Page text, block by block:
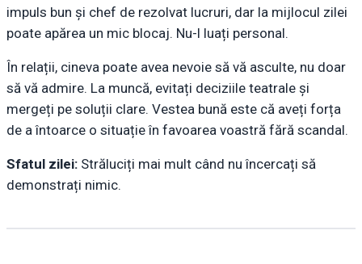
impuls bun și chef de rezolvat lucruri, dar la mijlocul zilei
poate apărea un mic blocaj. Nu-l luați personal.
În relații, cineva poate avea nevoie să vă asculte, nu doar
să vă admire. La muncă, evitați deciziile teatrale și
mergeți pe soluții clare. Vestea bună este că aveți forța
de a întoarce o situație în favoarea voastră fără scandal.
Sfatul zilei: Străluciți mai mult când nu încercați să
demonstrați nimic.